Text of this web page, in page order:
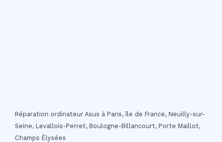
Réparation ordinateur Asus à Paris, île de France, Neuilly-sur-
Seine, Levallois-Perret, Boulogne-Billancourt, Porte Maillot,
Champs Élysées